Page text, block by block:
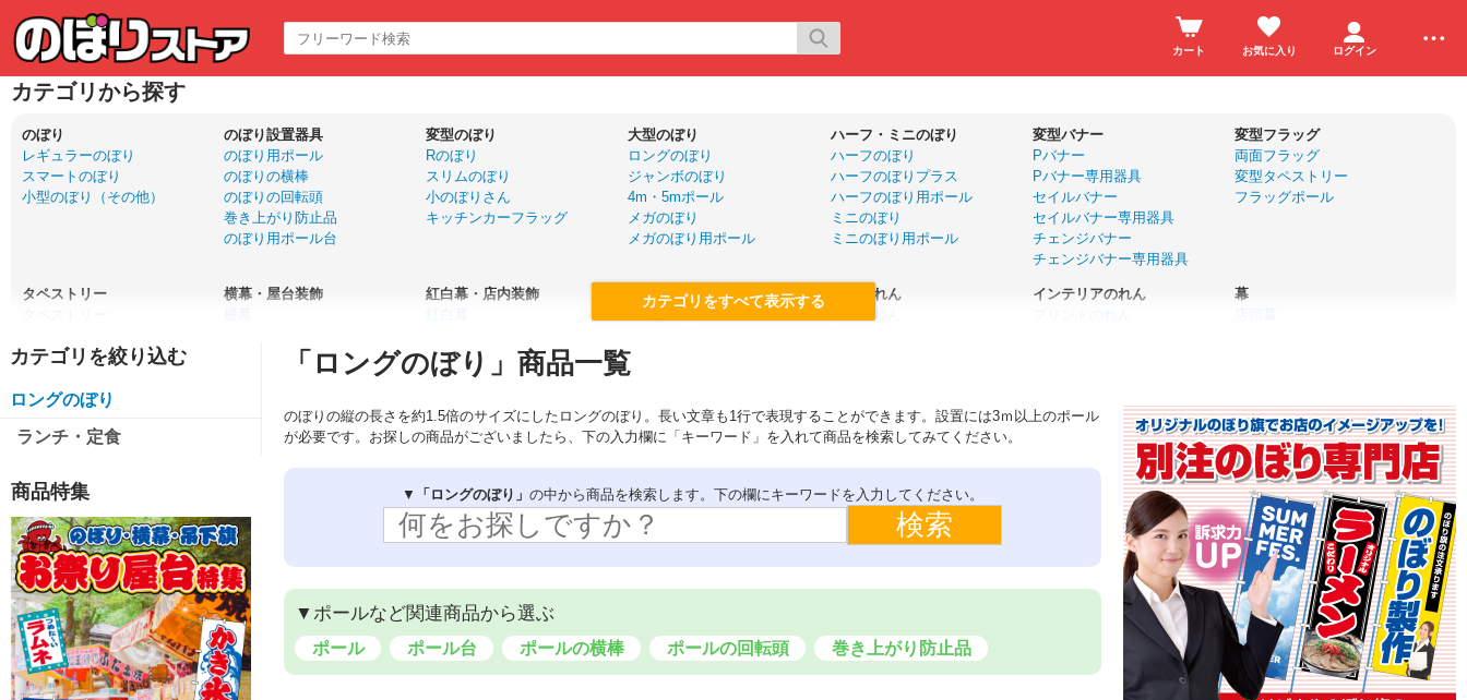
カート お気に入り ログイン
カテゴリから探す
のぼり
レギュラーのぼり
スマートのぼり
小型のぼり（その他）
のぼり設置器具
のぼり用ポール
のぼりの横棒
のぼりの回転頭
巻き上がり防止品
のぼり用ポール台
変型のぼり
Rのぼり
スリムのぼり
小のぼりさん
キッチンカーフラッグ
大型のぼり
ロングのぼり
ジャンボのぼり
4m・5mポール
メガのぼり
メガのぼり用ポール
ハーフ・ミニのぼり
ハーフのぼり
ハーフのぼりプラス
ハーフのぼり用ポール
ミニのぼり
ミニのぼり用ポール
変型バナー
Pバナー
Pバナー専用器具
セイルバナー
セイルバナー専用器具
チェンジバナー
チェンジバナー専用器具
変型フラッグ
両面フラッグ
変型タペストリー
フラッグポール
タペストリー
タペストリー
口上書きタペストリー
横幕・屋台装飾
横幕
吊下旗・POP風船
紅白幕・店内装飾
紅白幕
布ポスター
国旗（販促用）
手旗
名入れ応援旗
店舗のれん
五巾のれん
インテリアのれん
幕
店頭幕
名入れ応援幕
LED看板・サイン
エア看板 3m
エア看板 1.5m
等身大バナー
ロールアップバナー
メニューブック
デコレーションパネル
ウィンドウシール
らくらくバックパネル
テーブルカバー
イスカバー
メッセージTシャツ
フルカラーTシャツ
前掛け・エプロン
帆前掛け
エプロン
ループ付スカーフ
バンダナ
タオル
ロングのぼり
ランチ・定食
商品特集
「ロングのぼり」商品一覧
のぼりの縦の長さを約1.5倍のサイズにしたロングのぼり。長い文章も1行で表現することができます。設置には3ｍ以上のポール
が必要です。お探しの商品がございましたら、下の入力欄に「キーワード」を入れて商品を検索してみてください。
▼ 「ロングのぼり」 の中から商品を検索します。下の欄にキーワードを入力してください。
▼ポールなど関連商品から選ぶ
ポール ポール台 ポールの横棒 ポールの回転頭 巻き上がり防止品